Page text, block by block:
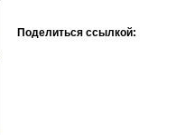
Поделиться ссылкой: